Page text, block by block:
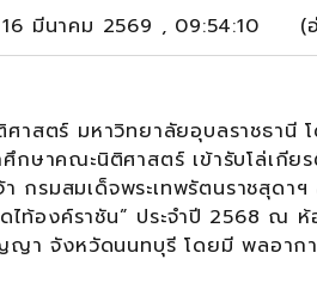
มีนาคม 2569 , 09:54:10 (อ่
มหาวิทยาลัยอุบลราชธานี โด
ษาคณะนิติศาสตร์ เข้ารับโล่เกีย
กรมสมเด็จพระเทพรัตนราชสุดา
ไท้องค์ราชัน” ประจำปี 2568 ณ
า จังหวัดนนทบุรี โดยมี พลอาก